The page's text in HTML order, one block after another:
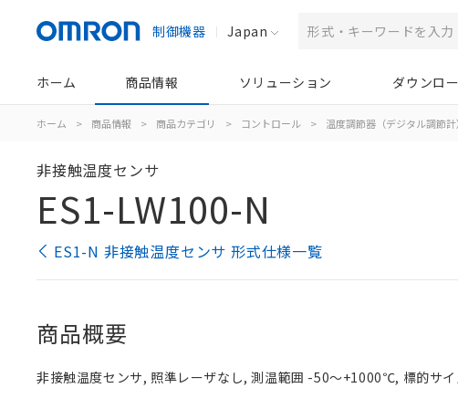
制御機器 Japan
ホーム 商品情報 ソリューション ダウンロ
ホーム > 商品情報 > 商品カテゴリ > コントロール > 温度調節器（デジタル調節計）
非接触温度センサ
ES1-LW100-N
ES1-N 非接触温度センサ 形式仕様一覧
商品概要
非接触温度センサ, 照準レーザなし, 測温範囲 -50～+1000℃, 標的サ